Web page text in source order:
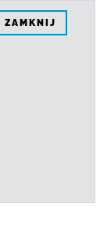
ZAMKNIJ